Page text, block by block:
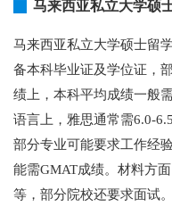
马来西亚私立大学硕
马来西亚私立大学硕士留
备本科毕业证及学位证，
绩上，本科平均成绩一般
语言上，雅思通常需6.0-
部分专业可能要求工作经
能需GMAT成绩。材料方
等，部分院校还要求面试。